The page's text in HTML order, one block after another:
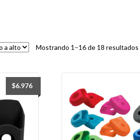
Mostrando 1–16 de 18 resultados
$6.976